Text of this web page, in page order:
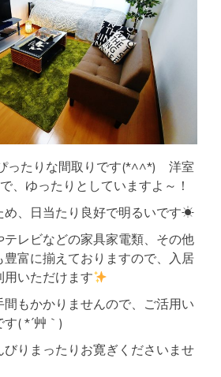
ったりな間取りです(*^^*) 洋室
、ゆったりとしていますよ～！
め、日当たり良好で明るいです☀
レビなどの家具家電類、その他
富に揃えておりますので、入居
用いただけます
間もかかりませんので、ご活用い
( *´艸｀)
びりまったりお寛ぎくださいませ